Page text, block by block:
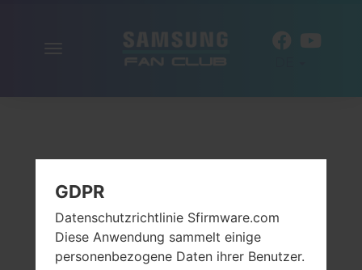
GDPR
Datenschutzrichtlinie Sfirmware.com
Diese Anwendung sammelt einige
personenbezogene Daten ihrer Benutzer.